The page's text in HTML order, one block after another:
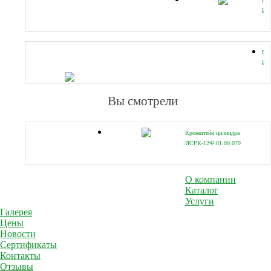
Вы смотрели
Кронштейн цилиндра
ИСРК-12Ф.01.00.079
О компании
Каталог
Услуги
Галерея
Цены
Новости
Сертификаты
Контакты
Отзывы